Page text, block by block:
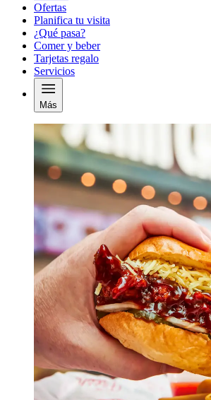
Ofertas
Planifica tu visita
¿Qué pasa?
Comer y beber
Tarjetas regalo
Servicios
Más